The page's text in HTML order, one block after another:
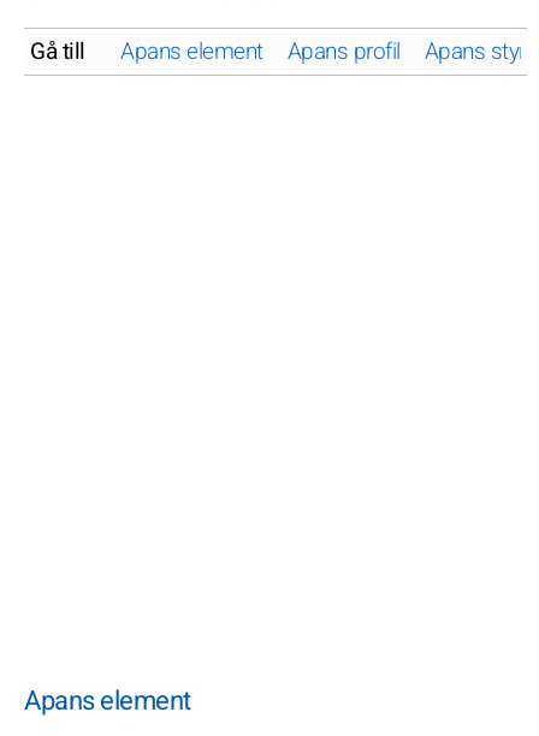
Gå till Apans element Apans profil Apans
Apans element